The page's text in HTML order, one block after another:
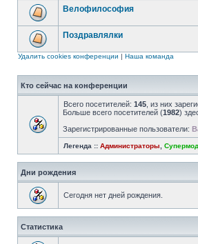
Велофилософия
Поздравлялки
Удалить cookies конференции | Наша команда
Кто сейчас на конференции
Всего посетителей: 145 , из них
Больше всего посетителей (1982)
Зарегистрированные пользователи:
Легенда :: Администраторы
Дни рождения
Сегодня нет дней рождения.
Статистика